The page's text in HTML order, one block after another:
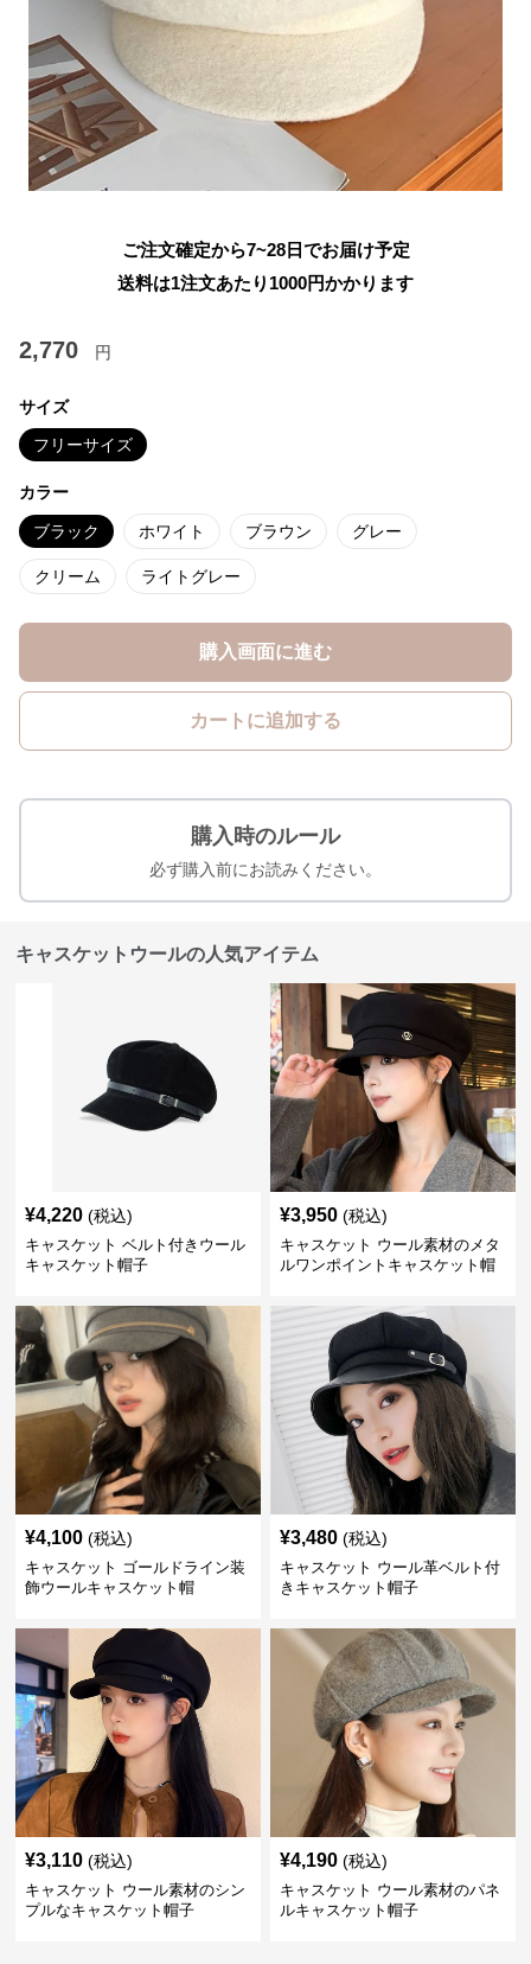
ご注文確定から7~28日でお届け予定
送料は1注文あたり 1000円かかります
2,770 円
サイズ
フリーサイズ
カラー
ブラック ホワイト ブラウン グレー
クリーム ライトグレー
購入画面に進む
カートに追加する
購入時のルール
必ず購入前にお読みください。
キャスケットウールの人気アイテム
¥4,220 (税込)
キャスケット ベルト付きウール
キャスケット帽子
¥3,950 (税込)
キャスケット ウール素材のメタ
ルワンポイントキャスケット帽
¥4,100 (税込)
キャスケット ゴールドライン装
飾ウールキャスケット帽
¥3,480 (税込)
キャスケット ウール革ベルト付
きキャスケット帽子
¥3,110 (税込)
キャスケット ウール素材のシン
プルなキャスケット帽子
¥4,190 (税込)
キャスケット ウール素材のパネ
ルキャスケット帽子